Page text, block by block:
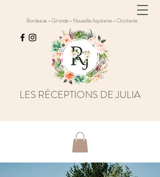
Bordeaux - Gironde - Nouvelle Aquitaine - Occitanie
LES RÉCEPTIONS DE JULIA